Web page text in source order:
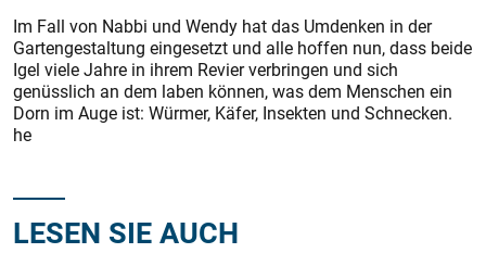
Im Fall von Nabbi und Wendy hat das Umdenken in der
Gartengestaltung eingesetzt und alle hoffen nun, dass beide
Igel viele Jahre in ihrem Revier verbringen und sich
genüsslich an dem laben können, was dem Menschen ein
Dorn im Auge ist: Würmer, Käfer, Insekten und Schnecken.
he
LESEN SIE AUCH